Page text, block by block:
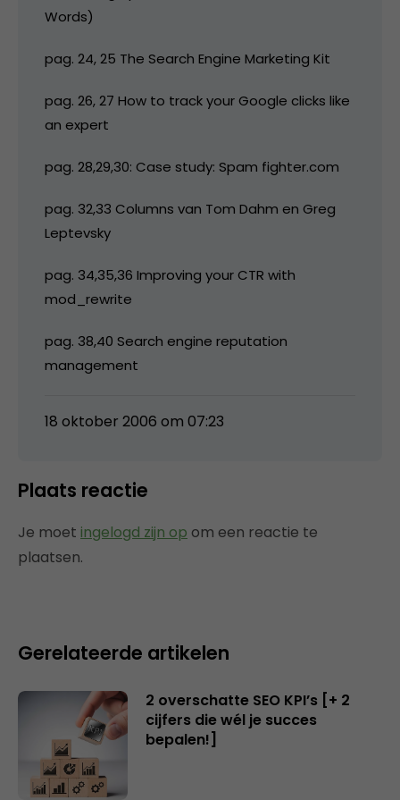
Words)
pag. 24, 25 The Search Engine Marketing Kit
pag. 26, 27 How to track your Google clicks like
an expert
pag. 28,29,30: Case study: Spam fighter.com
pag. 32,33 Columns van Tom Dahm en Greg
Leptevsky
pag. 34,35,36 Improving your CTR with
mod_rewrite
pag. 38,40 Search engine reputation
management
18 oktober 2006 om 07:23
Plaats reactie
Je moet ingelogd zijn op om een reactie te
plaatsen.
Gerelateerde artikelen
2 overschatte SEO KPI’s [+ 2
cijfers die wél je succes
bepalen!]